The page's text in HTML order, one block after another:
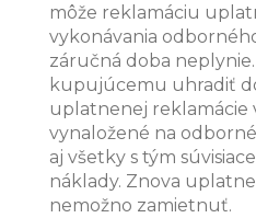
môže reklamáciu
vykonávania
záručná doba
kupujúcemu uhradiť
uplatnenej reklamácie
vynaložené na
aj všetky s tým
náklady. Znova
nemožno zamietnuť.